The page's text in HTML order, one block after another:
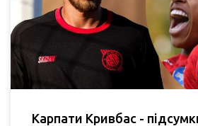
Карпати Кривбас - підсумки